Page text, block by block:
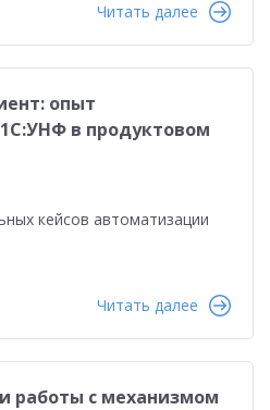
Читать далее
опыт
в продуктовом
кейсов автоматизации
Читать далее
работы с механизмом